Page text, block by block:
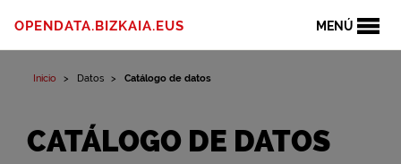
MENÚ
OPENDATA.BIZKAIA.EUS
Inicio Datos Catálogo de datos
CATÁLOGO DE DATOS